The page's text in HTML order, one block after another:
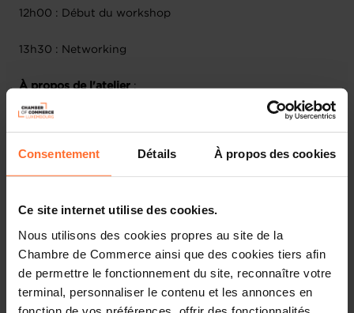
Consentement Détails À propos des cookies
Ce site internet utilise des cookies.
Nous utilisons des cookies propres au site de la
Chambre de Commerce ainsi que des cookies tiers afin
de permettre le fonctionnement du site, reconnaître votre
terminal, personnaliser le contenu et les annonces en
12h00 : Début du workshop
13h30 : Networking
À propos de l'atelier:
Découvrez le potentiel de l'Intelligence Artificielle pour
de ce workshop, apprenez comment une simple question
peut influencer les réponses d'une IA et comment
Avec des démonstrations et des cas pratiques, plongez
connaissances précieuses pour l'avenir de votre
entreprise.
Plan de la session: